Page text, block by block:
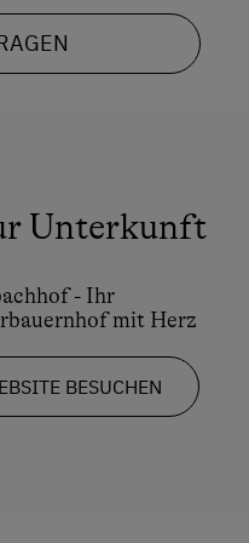
Unterkunft
- Ihr
mit Herz
BESUCHEN